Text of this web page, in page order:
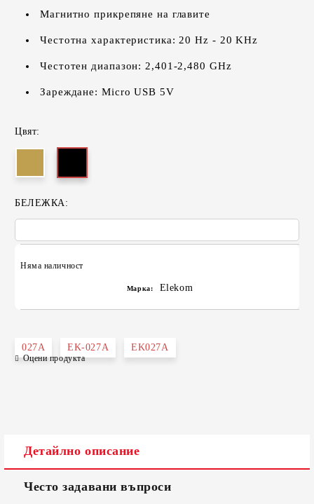
Магнитно прикрепяне на главите
Честотна характеристика: 20 Hz - 20 KHz
Честотен диапазон: 2,401-2,480 GHz
Зареждане: Micro USB 5V
Цвят:
БЕЛЕЖКА:
Няма наличност
Марка: Elekom
027A EK-027A EK027A
Оцени продукта
Детайлно описание
Често задавани въпроси